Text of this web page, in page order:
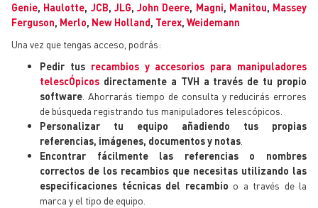
Genie, Haulotte, JCB, JLG, John Deere, Magni, Manitou, Massey
Ferguson, Merlo, New Holland, Terex, Weidemann
Una vez que tengas acceso, podrás:
Pedir tus recambios y accesorios para manipuladores
telescÓpicos directamente a TVH a través de tu propio
software . Ahorrarás tiempo de consulta y reducirás errores
de búsqueda registrando tus manipuladores telescópicos.
Personalizar tu equipo añadiendo tus propias
referencias, imágenes, documentos y notas
Encontrar fácilmente las referencias o nombres
correctos de los recambios que necesitas utilizando las
especificaciones técnicas del recambio o a través de la
marca y el tipo de equipo.